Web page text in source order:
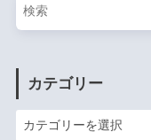
カテゴリー